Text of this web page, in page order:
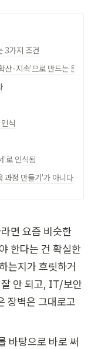
3가지 조건
-지속’으로 만드는 운영 시스
식
’로 인식됨
과정 만들기’가 아니다
면 요즘 비슷한
한다는 건 확실한
는지가 흐릿하거
안 되고, IT/보안
장벽은 그대로고
바탕으로 바로 써